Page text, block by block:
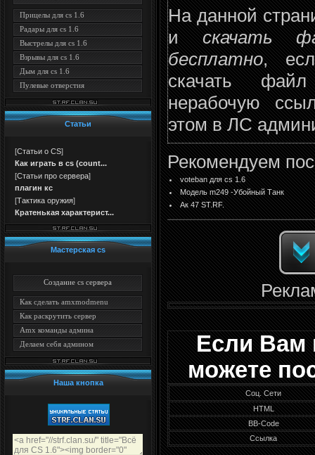
Прицелы для cs 1.6
Радары для cs 1.6
Выстрелы для cs 1.6
Взрывы для cs 1.6
Дым для cs 1.6
Пулевые отверстия
Статьи
[Статьи о CS]
Как играть в cs (count...
[Статьи про сервера]
плагин кс
[Тактика оружия]
Кратенькая характерист...
Мастерская cs
Создание cs сервера
Как сделать amxmodmenu
Как раскрутить сервер
Amx команды админа
Делаем себя админом
Наша кнопка
На данной
искачать
бесплатно,
скачать
нерабочую
этом в ЛС
Рекомендуем
voteban для cs 1.6
Модель m249 -Убойный Танк
Ак 47 ST.RF.
Если Вам
можете
Соц. Сети
HTML
BB-Code
Ссылка